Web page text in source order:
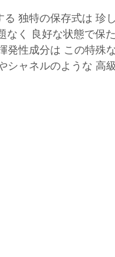
る 独特の保存式は 珍
なく 良好な状態で保
発性成分は この特殊
シャネルのような 高